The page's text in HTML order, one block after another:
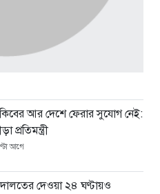
আর দেশে ফেরার সুযোগ নেই:
প্রতিমন্ত্রী
আগে
দেওয়া ২৪ ঘণ্টায়ও